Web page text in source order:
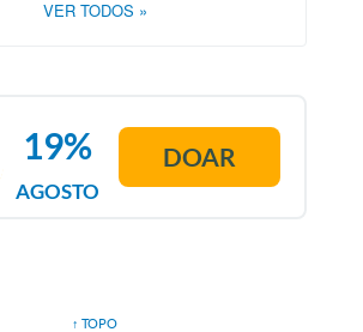
VER TODOS »
AGOSTO
19% DOAR
↑ TOPO